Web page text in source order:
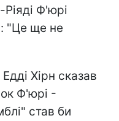
Ріяді Ф'юрі
"Це ще не
Хірн сказав
Ф'юрі -
став би